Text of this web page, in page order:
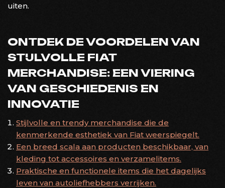
uiten.
ONTDEK DE VOORDELEN VAN
STIJLVOLLE FIAT
MERCHANDISE: EEN VIERING
VAN GESCHIEDENIS EN
INNOVATIE
Stijlvolle en trendy merchandise die de
kenmerkende esthetiek van Fiat weerspiegelt.
Een breed scala aan producten beschikbaar, van
kleding tot accessoires en verzamelitems.
Praktische en functionele items die het dagelijks
leven van autoliefhebbers verrijken.